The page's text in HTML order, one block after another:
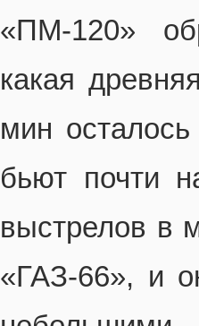
«ПМ-120»
какая
мин
бьют почти
выстрелов в
«ГАЗ-66», и